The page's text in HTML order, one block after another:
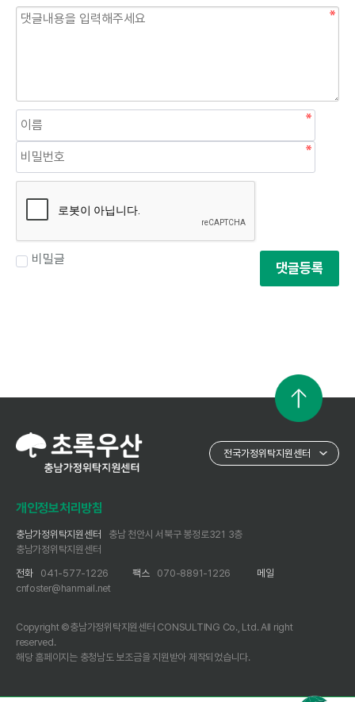
비밀글
댓글등록
개인정보처리방침
충남가정위탁지원센터
충남 천안시 서북구 봉정로321 3층
충남가정위탁지원센터
전화
041-577-1226 팩스 070-8891-1226
메일
cnfoster@hanmail.net
Copyright ©충남가정위탁지원센터 CONSULTING Co., Ltd. All right
reserved.
해당 홈페이지는 충청남도 보조금을 지원받아 제작되었습니다.